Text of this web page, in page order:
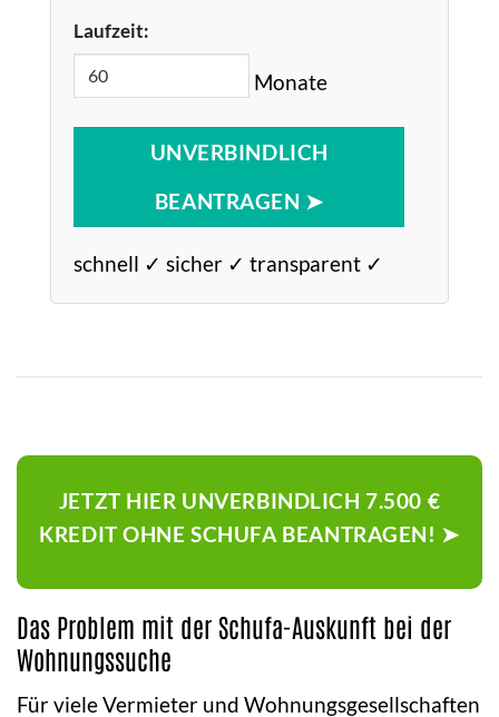
Laufzeit:
Monate
UNVERBINDLICH
BEANTRAGEN ➤
schnell ✓ sicher ✓ transparent ✓
JETZT HIER UNVERBINDLICH 7.500 €
KREDIT OHNE SCHUFA BEANTRAGEN! ➤
Das Problem mit der Schufa-Auskunft bei der
Wohnungssuche
Für viele Vermieter und Wohnungsgesellschaften